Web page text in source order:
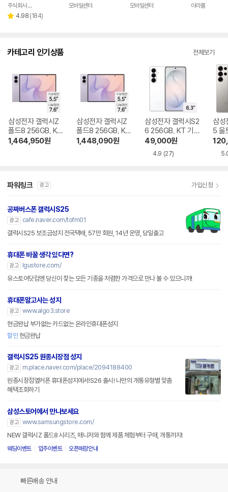
는
표
페이
주식회사 폰빌리지
별 4.98 리
(184)
모바일센터
모바일센터
아라몰
카테고리 인기상품 전체보기
삼성전자 갤럭시Z
폴드8 256GB, KT
기기변경 완납
1,464,950원
삼성전자 갤럭시Z
폴드8 256GB, KT
번호이동 완납
1,448,090원
삼성전자 갤럭시S2
6 256GB, KT 기기
변경 완납
49,000원
4.9 (27)
삼성
5 울
KT
파워링크 광고 가입신청
공짜버스폰 갤럭시S25
광고
cafe.naver.com/tofm01
갤럭시S25 보조금성지 전국택배, 57만 회원, 14년 운영, 당일출고
휴대폰 바꿀 생각 있다면?
광고
lgustore.com/
유스토어닷컴엔 당신이 찾는 모든 기종을 저렴한 가격으로 만나 볼 수 있으니까!
휴대폰알고사는 성지
광고 www.algo3.store
현금완납 부가없는 카드없는 온라인휴대폰성지
할인 현금완납
갤럭시S25 원종시장점 성지
광고
m.place.naver.com/place/2094188400
원종시장점옆커폰 휴대폰성지에서!S26 출시! 나만의 개통유형별 맞춤
혜택조회하기
삼성스토어에서 만나보세요
광고 www.samsungstore.com/
NEW 갤럭시Z 폴드8 시리즈, 매니저와 함께 제품 체험부터 구매, 개통까지!
웨딩이벤트 입주이벤트 오픈매장안내
빠른배송 안내